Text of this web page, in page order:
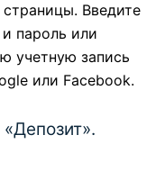
Введите
пароль или
учетную запись
или Facebook.